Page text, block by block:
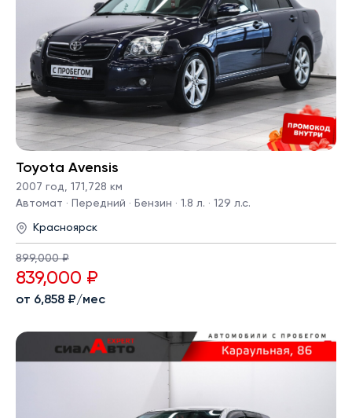
Toyota Avensis
2007 год, 171,728 км
Автомат · Передний · Бензин · 1.8 л. · 129 л.с.
Красноярск
899,000 ₽
839,000 ₽
от 6,858 ₽/мес